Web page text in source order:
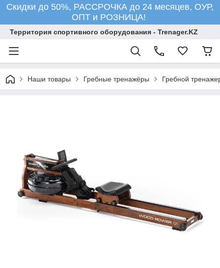
Скидки до 50%, РАССРОЧКА до 24 месяцев, ОУР,
ОПТ и РОЗНИЦА!
Территория спортивного оборудования - Trenager.KZ
Наши товары Гребные тренажёры Гребной